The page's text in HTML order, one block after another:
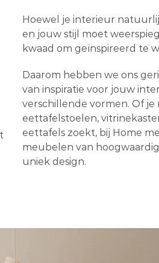
Hoewel je interieur
en jouw stijl moet
kwaad om geïnspireerd te
Daarom hebben we ons
van inspiratie voor jouw
verschillende vormen. Of je
eettafelstoelen,
eettafels zoekt, bij Home
meubelen van
uniek design.